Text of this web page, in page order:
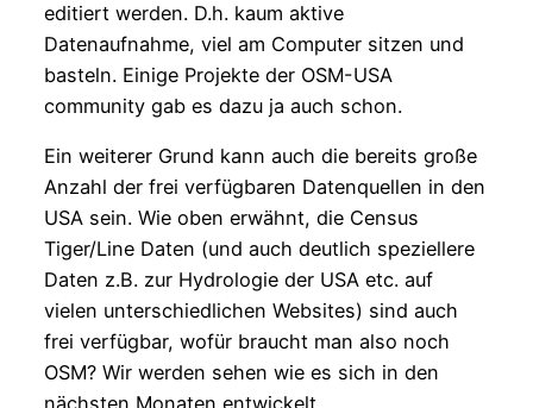
editiert werden. D.h. kaum aktive
Datenaufnahme, viel am Computer sitzen und
basteln. Einige Projekte der OSM-USA
community gab es dazu ja auch schon.
Ein weiterer Grund kann auch die bereits große
Anzahl der frei verfügbaren Datenquellen in den
USA sein. Wie oben erwähnt, die Census
Tiger/Line Daten (und auch deutlich speziellere
Daten z.B. zur Hydrologie der USA etc. auf
vielen unterschiedlichen Websites) sind auch
frei verfügbar, wofür braucht man also noch
OSM? Wir werden sehen wie es sich in den